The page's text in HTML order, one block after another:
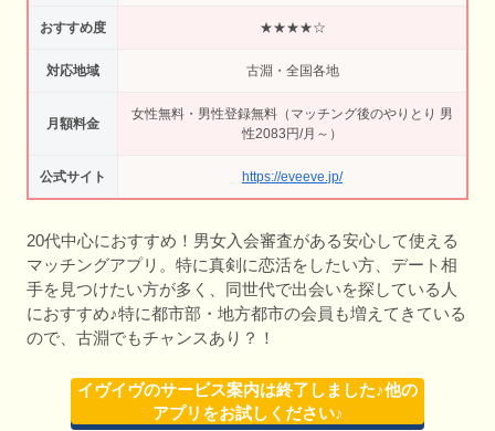
おすすめ度 ★★★★☆
対応地域 古淵・全国各地
月額料金
女性無料・男性登録無料（マッチング後のやりとり 男
性2083円/月～）
公式サイト https://eveeve.jp/
20代中心におすすめ！男女入会審査がある安心して使える
マッチングアプリ。特に真剣に恋活をしたい方、デート相
手を見つけたい方が多く、同世代で出会いを探している人
におすすめ♪特に都市部・地方都市の会員も増えてきている
ので、古淵でもチャンスあり？！
イヴイヴのサービス案内は終了しました♪他の
アプリをお試しください♪